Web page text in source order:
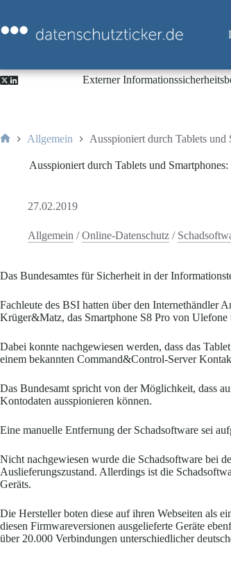
springen
Externer
Allgemein Ausspioniert durch Tablets und
Ausspioniert durch Tablets und
27.02.2019
Allgemein /Online-Datenschutz /
Das Bundesamtes für Sicherheit in der
Fachleute des BSI hatten über den Internethändler
Krüger&Matz, das Smartphone S8 Pro von
Dabei konnte nachgewiesen werden, dass das
einem bekannten Command&Control-Server
Das Bundesamt spricht von der Möglichkeit, dass
Kontodaten ausspionieren können.
Eine manuelle Entfernung der Schadsoftware sei
Nicht nachgewiesen wurde die Schadsoftware bei
Auslieferungszustand. Allerdings ist die
Geräts.
Die Hersteller boten diese auf ihren Webseiten als
diesen Firmwareversionen ausgelieferte Geräte
über 20.000 Verbindungen unterschiedlicher